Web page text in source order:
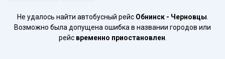
Не удалось найти автобусный рейс Обнинск - Черновцы
Возможно была допущена ошибка в названии городов или
рейс временно приостановлен